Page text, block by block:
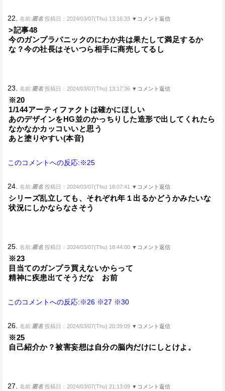
22. 名前:匿名 投稿日：2024/03/07(Thu) 13:16:33 ▼コメント返信
>記事48
今のガンプラパニックのにわか共は果たして満足するか
な？今の社長はそいつら相手に商売してるし
23. 名前:匿名 投稿日：2024/03/07(Thu) 13:17:36 ▼コメント返信
※20
1/144アーティファクトは確かにほしい
あのデザインをHG並のかっちりした造形で出してくれたら
なかなかカッコいいと思う
あと塗りやすい(本音)
このコメントへの反応:※25
24. 名前:匿名 投稿日：2024/03/07(Thu) 18:07:41 ▼コメント返信
シリーズ乱立しても、それぞれ年１出るかどうかみたいな
状況にしかならなさそう
25. 名前:匿名 投稿日：2024/03/07(Thu) 18:44:00 ▼コメント返信
※23
目当てのガンプラ買えないからって
精神に疾患出てそうだな お前
このコメントへの反応:※26 ※27 ※30
26. 名前:匿名 投稿日：2024/03/07(Thu) 20:39:09 ▼コメント返信
※25
自己紹介か？被害妄想は自分の脳内だけにしとけよ。
27. 名前:匿名 投稿日：2024/03/07(Thu) 21:13:09 ▼コメント返信